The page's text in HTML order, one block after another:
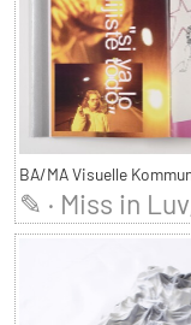
BA/MA Visuelle
✎ · Miss in